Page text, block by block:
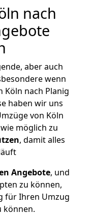
nach
aber auch
wenn
Köln nach Planig
haben wir uns
von Köln
möglich zu
, damit alles
Angebote, und
zu können,
für Ihren Umzug
können.